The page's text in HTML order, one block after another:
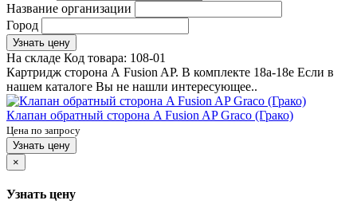
Название организации
Город
Узнать цену
На складе Код товара: 108-01
Картридж сторона А Fusion AP. В комплекте 18a-18e Если в
нашем каталоге Вы не нашли интересующее..
Клапан обратный сторона A Fusion AP Graco (Грако)
Цена по запросу
Узнать цену
×
Узнать цену